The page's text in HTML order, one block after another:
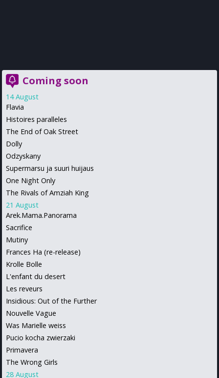
Coming soon
14 August
Flavia
Histoires paralleles
The End of Oak Street
Dolly
Odzyskany
Supermarsu ja suuri huijaus
One Night Only
The Rivals of Amziah King
21 August
Arek.Mama.Panorama
Sacrifice
Mutiny
Frances Ha (re-release)
Krolle Bolle
L'enfant du desert
Les reveurs
Insidious: Out of the Further
Nouvelle Vague
Was Marielle weiss
Pucio kocha zwierzaki
Primavera
The Wrong Girls
28 August